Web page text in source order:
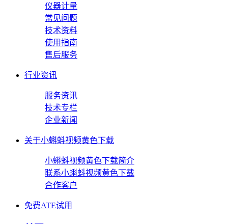
仪器计量
常见问题
技术资料
使用指南
售后服务
行业资讯
服务资讯
技术专栏
企业新闻
关于小蝌蚪视频黄色下载
小蝌蚪视频黄色下载简介
联系小蝌蚪视频黄色下载
合作客户
免费ATE试用